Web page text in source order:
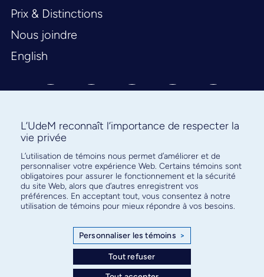
Prix & Distinctions
Nous joindre
English
Abonnez-vous à notre infolettre
pour connaître l’actualité facultaire
L’UdeM reconnaît l’importance de respecter la
vie privée
L’utilisation de témoins nous permet d’améliorer et de
personnaliser votre expérience Web. Certains témoins sont
obligatoires pour assurer le fonctionnement et la sécurité
du site Web, alors que d’autres enregistrent vos
préférences. En acceptant tout, vous consentez à notre
utilisation de témoins pour mieux répondre à vos besoins.
Personnaliser les témoins >
Tout refuser